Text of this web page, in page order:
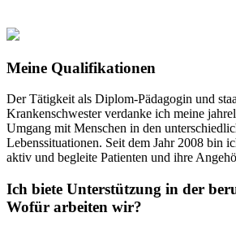
Meine Qualifikationen
Der Tätigkeit als Diplom-Pädagogin und
Krankenschwester verdanke ich meine
Umgang mit Menschen in den
Lebenssituationen. Seit dem Jahr 2008 bin
aktiv und begleite Patienten und ihre
Ich biete Unterstützung in der
Wofür arbeiten wir?